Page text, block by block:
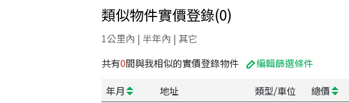
類似物件實價登錄(0)
1公里內 | 半年內 | 其它
共有0間與我相似的實價登錄物件 編輯篩選條件
年月
地址 類型/車位 總價